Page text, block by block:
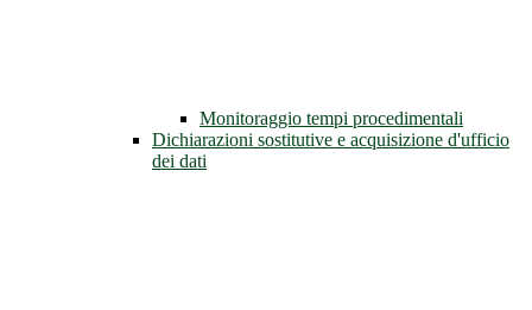
Monitoraggio tempi procedimentali
Dichiarazioni sostitutive e acquisizione d'ufficio
dei dati